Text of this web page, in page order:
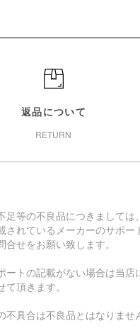
返品について
RETURN
足等の不良品につきましては
されているメーカーのサポー
合せをお願い致します。
ートの記載がない場合は当店
頂きます。
不具合は不良品とはなりませ